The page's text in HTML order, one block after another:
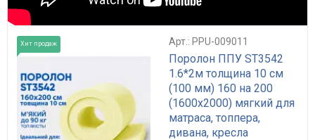
Хит продаж Арт.: PPU-009011
Поролон ППУ ST3542
1.6*2м толщина 10 см
(100 мм) 160 на 200
(1600х2000) мягкий для
матраса, топпера,
дивана, кресла